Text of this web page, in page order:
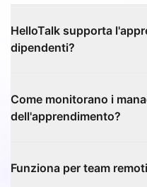
HelloTalk supporta
dipendenti?
Come monitorano i
dell'apprendimento?
Funziona per team